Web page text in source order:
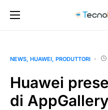
NEWS HUAWEI PRODUTTORI
Huawei
di AppGallery